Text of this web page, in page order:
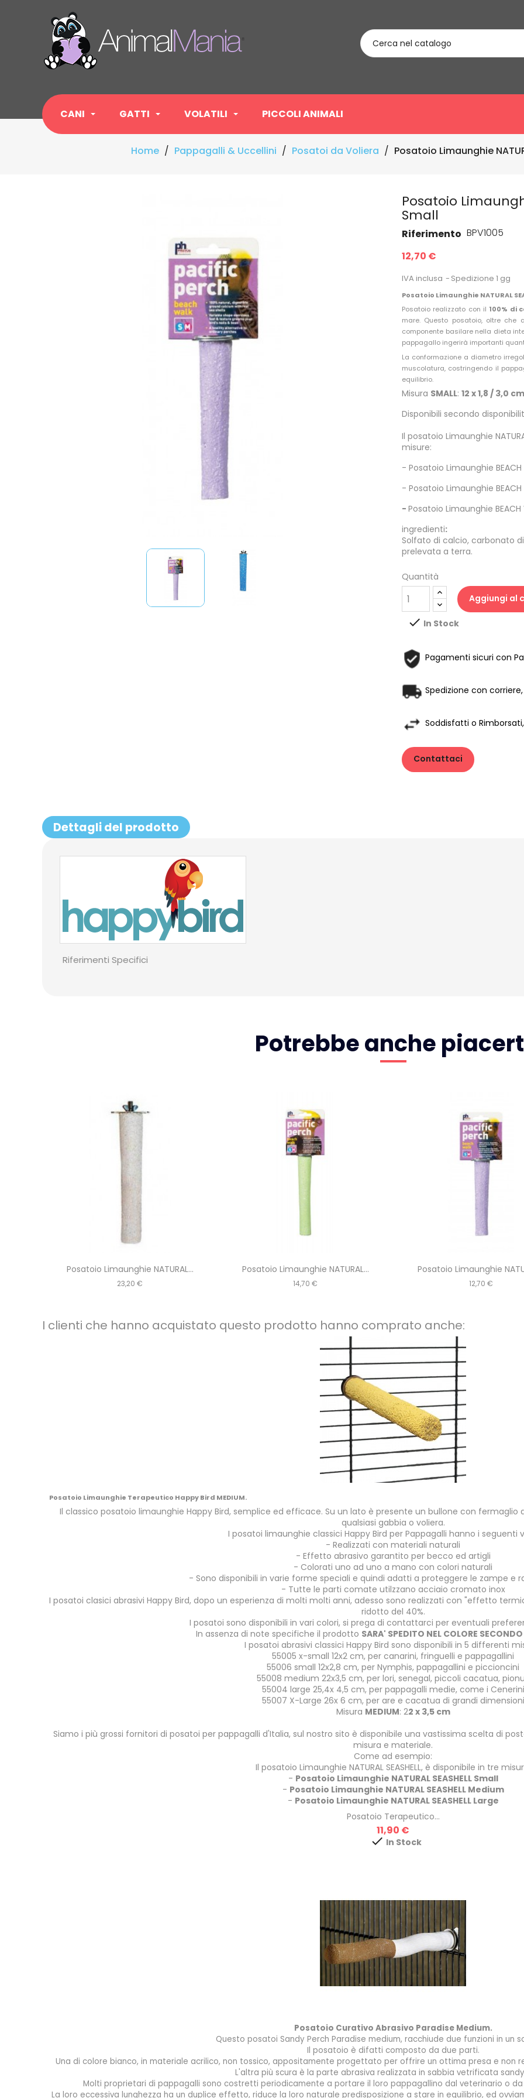
CANI GATTI VOLATILI PICCOLI ANIMALI
Home Pappagalli & Uccellini Posatoi da Voliera Posatoio Limaunghie
Posatoio
Small
Riferimento BPV1005
12,70 €
IVA inclusa Spedizione 1 gg
Posatoio Limaunghie NATURAL
Posatoio realizzato con il 100% di
mare. Questo posatoio, oltre
componente basilare nella dieta
pappagallo ingerirà importanti
La conformazione a diametro
muscolatura, costringendo il
equilibrio.
Misura SMALL: 12 x 1,8 / 3,0 cm
Disponibili secondo
Il posatoio Limaunghie
misure:
- Posatoio Limaunghie BEACH
- Posatoio Limaunghie BEACH
- Posatoio Limaunghie BEACH
ingredienti:
Solfato di calcio, carbonato
prelevata a terra.
Quantità
Aggiungi al
 In Stock
Pagamenti sicuri con
Spedizione con
Soddisfatti o
Contattaci
Dettagli del prodotto
Riferimenti Specifici
Potrebbe anche
Posatoio Limaunghie NATURAL...
Prezzo
23,20 €
Posatoio Limaunghie NATURAL...
Prezzo
14,70 €
Posatoio Limaunghie
Prezzo
12,70 €
I clienti che hanno acquistato questo prodotto hanno comprato anche:
Posatoio Limaunghie Terapeutico Happy Bird MEDIUM.
Il classico posatoio limaunghie Happy Bird, semplice ed efficace. Su un lato è presente un bullone con
qualsiasi gabbia o voliera.
I posatoi limaunghie classici Happy Bird per Pappagalli hanno i seguenti
- Realizzati con materiali naturali
- Effetto abrasivo garantito per becco ed artigli
- Colorati uno ad uno a mano con colori naturali
- Sono disponibili in varie forme speciali e quindi adatti a proteggere le zampe e
- Tutte le parti comate utilzzano acciaio cromato inox
I posatoi clasici abrasivi Happy Bird, dopo un esperienza di molti molti anni, adesso sono realizzati con "effetto
ridotto del 40%.
I posatoi sono disponibili in vari colori, si prega di contattarci per eventuali
In assenza di note specifiche il prodotto SARA' SPEDITO NEL COLORE
I posatoi abrasivi classici Happy Bird sono disponibili in 5 differenti
55005 x-small 12x2 cm, per canarini, fringuelli e pappagallini
55006 small 12x2,8 cm, per Nymphis, pappagallini e piccioncini
55008 medium 22x3,5 cm, per lori, senegal, piccoli cacatua,
55004 large 25,4x 4,5 cm, per pappagalli medie, come i Cenerini
55007 X-Large 26x 6 cm, per are e cacatua di grandi dimensioni
Misura MEDIUM: 22 x 3,5 cm
Siamo i più grossi fornitori di posatoi per pappagalli d'Italia, sul nostro sito è disponibile una vastissima scelta di
misura e materiale.
Come ad esempio:
Il posatoio Limaunghie NATURAL SEASHELL, è disponibile in tre
- Posatoio Limaunghie NATURAL SEASHELL Small
- Posatoio Limaunghie NATURAL SEASHELL Medium
- Posatoio Limaunghie NATURAL SEASHELL Large
Posatoio Terapeutico...
Prezzo
11,90 €
 In Stock
Posatoio Curativo Abrasivo Paradise Medium.
Questo posatoi Sandy Perch Paradise medium, racchiude due funzioni in un
Il posatoio è difatti composto da due parti.
Una di colore bianco, in materiale acrilico, non tossico, appositamente progettato per offrire un ottima presa e non
L'altra più scura è la parte abrasiva realizzata in sabbia vetrificata
Molti proprietari di pappagalli sono costretti periodicamente a portare il loro pappagallino dal veterinario o
La loro eccessiva lunghezza ha un duplice effetto, riduce la loro naturale predisposizione a stare in equilibrio, ed